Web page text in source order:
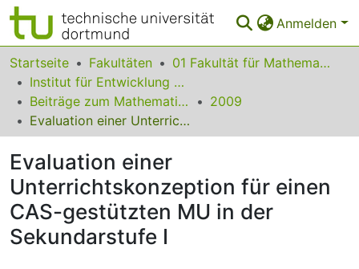
Anmelden
Bereiche & Sammlungen
Das gesamte Repositorium
Statistiken
FAQ
Leitlinien
Zurück zur Startseite
Startseite Fakultäten
01 Fakultät für Mathematik
Institut für Entwicklung und Erforschung des Mathematikunterrichts
Beiträge zum Mathematikunterricht
2009
Evaluation einer Unterrichtskonzeption für einen CAS-gestützten MU in der Sekundarstufe I
Evaluation einer
Unterrichtskonzeption für einen
CAS-gestützten MU in der
Sekundarstufe I